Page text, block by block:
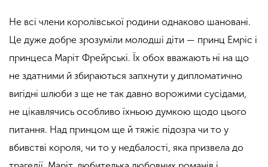
Не всі члени королівської родини однаково шановані.
Це дуже добре зрозуміли молодші діти — принц Емріс і
принцеса Маріт Фрейрські. Їх обох вважають ні на що
не здатними й збираються запхнути у дипломатично
вигідні шлюби з ще не так давно ворожими сусідами,
не цікавлячись особливо їхньою думкою щодо цього
питання. Над принцом ще й тяжіє підозра чи то у
вбивстві короля, чи то у недбалості, яка призвела до